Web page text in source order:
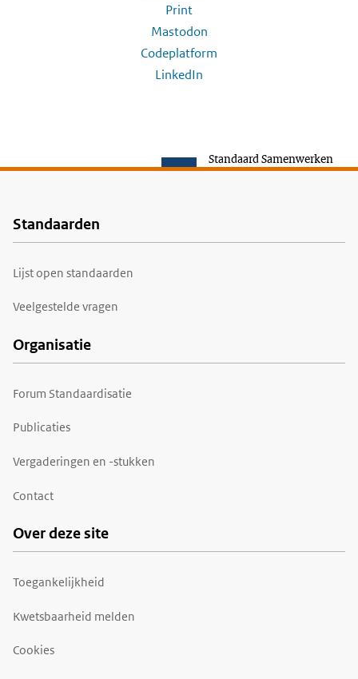
Print
Mastodon
Codeplatform
LinkedIn
Standaard Samenwerken
Voet
Standaarden
Lijst open standaarden
Veelgestelde vragen
Organisatie
Forum Standaardisatie
Publicaties
Vergaderingen en -stukken
Contact
Over deze site
Toegankelijkheid
Kwetsbaarheid melden
Cookies